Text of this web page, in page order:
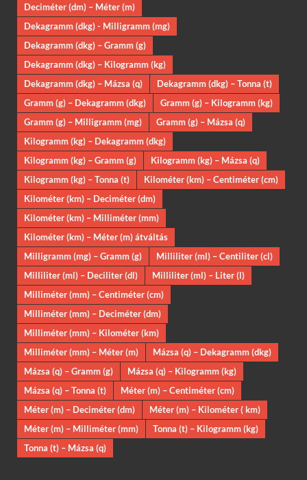
Deciméter (dm) – Méter (m)
Dekagramm (dkg) - Milligramm (mg)
Dekagramm (dkg) – Gramm (g)
Dekagramm (dkg) – Kilogramm (kg)
Dekagramm (dkg) – Mázsa (q)
Dekagramm (dkg) – Tonna (t)
Gramm (g) – Dekagramm (dkg)
Gramm (g) – Kilogramm (kg)
Gramm (g) – Milligramm (mg)
Gramm (g) – Mázsa (q)
Kilogramm (kg) – Dekagramm (dkg)
Kilogramm (kg) – Gramm (g)
Kilogramm (kg) – Mázsa (q)
Kilogramm (kg) – Tonna (t)
Kilométer (km) – Centiméter (cm)
Kilométer (km) – Deciméter (dm)
Kilométer (km) – Milliméter (mm)
Kilométer (km) – Méter (m) átváltás
Milligramm (mg) – Gramm (g)
Milliliter (ml) – Centiliter (cl)
Milliliter (ml) – Deciliter (dl)
Milliliter (ml) – Liter (l)
Milliméter (mm) – Centiméter (cm)
Milliméter (mm) – Deciméter (dm)
Milliméter (mm) – Kilométer (km)
Milliméter (mm) – Méter (m)
Mázsa (q) – Dekagramm (dkg)
Mázsa (q) – Gramm (g)
Mázsa (q) – Kilogramm (kg)
Mázsa (q) – Tonna (t)
Méter (m) – Centiméter (cm)
Méter (m) – Deciméter (dm)
Méter (m) – Kilométer ( km)
Méter (m) – Milliméter (mm)
Tonna (t) – Kilogramm (kg)
Tonna (t) – Mázsa (q)